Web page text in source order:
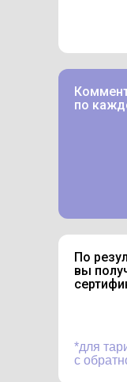
По
вы
*для
с
по